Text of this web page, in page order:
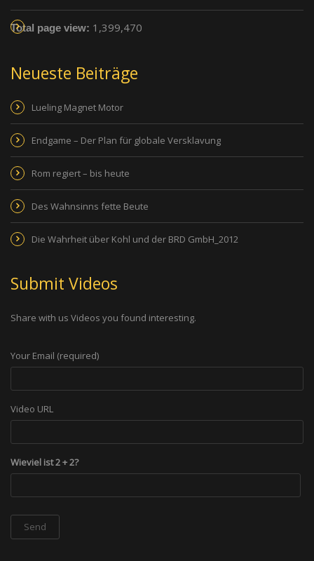
Total page view: 1,399,470
Neueste Beiträge
Lueling Magnet Motor
Endgame – Der Plan für globale Versklavung
Rom regiert – bis heute
Des Wahnsinns fette Beute
Die Wahrheit über Kohl und der BRD GmbH_2012
Submit Videos
Share with us Videos you found interesting.
Your Email (required)
Video URL
Wieviel ist 2 + 2?